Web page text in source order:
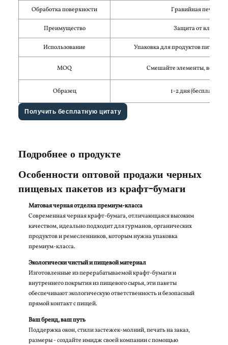
Обработка поверхности Гравийная печать
Преимущество Защита от влаги
Использование Упаковка для продуктов питания
MOQ Смешайте элементы, всего
Образец 1-2 дня (бесплатно)
Получить бесплатную цитату
Подробнее о продукте
Особенности оптовой продажи черных
пищевых пакетов из крафт-бумаги
Матовая черная отделка премиум-класса
Современная черная крафт-бумага, отличающаяся высоким
качеством, идеально подходит для гурманов, органических
продуктов и ремесленников, которым нужна упаковка
премиум-класса.
Экологически чистый и пищевой материал
Изготовленные из перерабатываемой крафт-бумаги и
внутреннего покрытия из пищевого сырья, эти пакеты
обеспечивают экологическую ответственность и безопасный
прямой контакт с пищей.
Ваш бренд, ваш путь
Поддержка окон, стили застежек-молний, печать на заказ,
размеры - создайте имидж своей компании с помощью